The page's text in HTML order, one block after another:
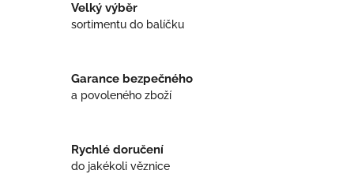
Velký výběr
sortimentu do balíčku
Garance bezpečného
a povoleného zboží
Rychlé doručení
do jakékoli věznice